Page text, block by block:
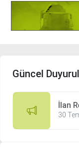
Güncel
İlan
30